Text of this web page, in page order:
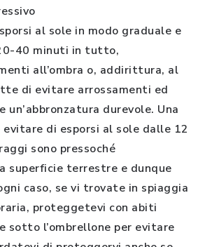
al sole in modo graduale e
40 minuti in tutto,
all’ombra o, addirittura, al
di evitare arrossamenti ed
un’abbronzatura durevole. Una
di esporsi al sole dalle 12
sono pressoché
superficie terrestre e dunque
caso, se vi trovate in spiaggia
proteggetevi con abiti
sotto l’ombrellone per evitare